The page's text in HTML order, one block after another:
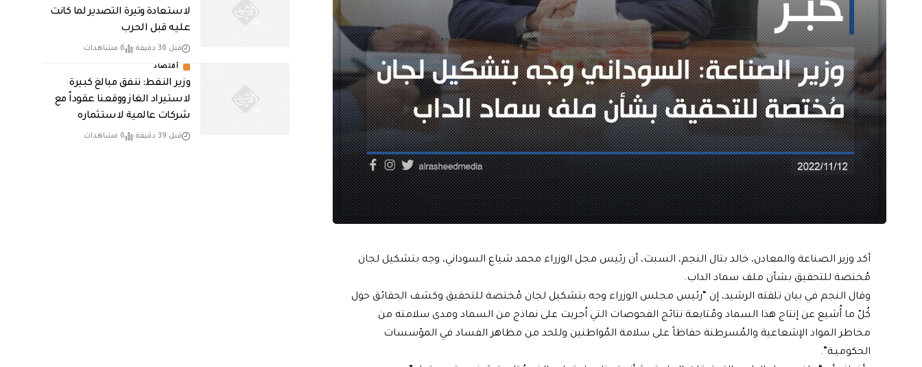
أكد وزير الصناعة والمعادن، خالد بتال النجم، السبت، أن رئيس مجل الوزراء محمد شياع السوداني، وجه بتشكيل لجان
مُختصة للتحقيق بشأن ملف سماد الداب.
وقال النجم في بيان تلقته الرشيد، إن “رئيس مجلس الوزراء وجه بتشكيل لجان مُختصة للتحقيق وكشف الحقائق حول
كُلّ ما أُشيع عن إنتاج هذا السماد ومُتابعة نتائج الفحوصات التي اُجريت على نماذج من السماد ومدى سلامته من
مخاطر المواد الإشعاعية والمُسرطنة حفاظاً على سلامة المُواطنين وللحد من مظاهر الفساد في المؤسسات
الحكوميـة”.
لاستعادة وتيرة التصدير لما كانت
عليه قبل الحرب
قبل 36 دقيقة 6 مشاهدات
أقتصاد
وزير النفط: ننفق مبالغ كبيرة
لاستيراد الغاز ووقعنا عقوداً مع
شركات عالمية لاستثماره
قبل 39 دقيقة 6 مشاهدات